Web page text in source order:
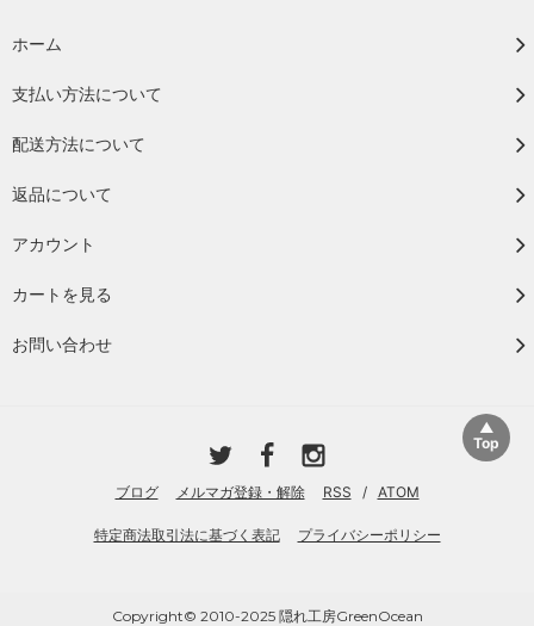
ホーム
支払い方法について
配送方法について
返品について
アカウント
カートを見る
お問い合わせ
ブログ メルマガ登録・解除 RSS / ATOM
特定商法取引法に基づく表記 プライバシーポリシー
Copyright© 2010-2025 隠れ工房GreenOcean